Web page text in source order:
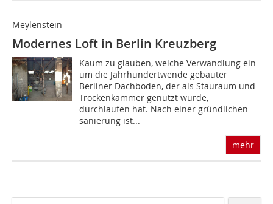
Meylenstein
Modernes Loft in Berlin Kreuzberg
Kaum zu glauben, welche Verwandlung ein
um die Jahrhundertwende gebauter
Berliner Dachboden, der als Stauraum und
Trockenkammer genutzt wurde,
durchlaufen hat. Nach einer gründlichen
sanierung ist...
mehr